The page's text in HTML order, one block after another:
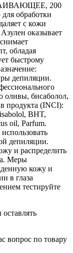
200
обработки
с кожи
оказывает
обладая
быстрому
депиляции.
оливы, бисаболол,
продукта (INCI):
BHT,
oil, Parfum.
депиляции.
и распределить
Меры
кожу и
в глаза
тестируйте
оставлять
вопрос по товару